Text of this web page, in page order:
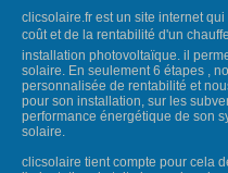
clicsolaire.fr est un site internet
coût et de la rentabilité d'un
installation photovoltaïque. il
solaire. En seulement 6 étapes ,
personnalisée de rentabilité et
pour son installation, sur les
performance énergétique de son
solaire.
clicsolaire tient compte pour cela